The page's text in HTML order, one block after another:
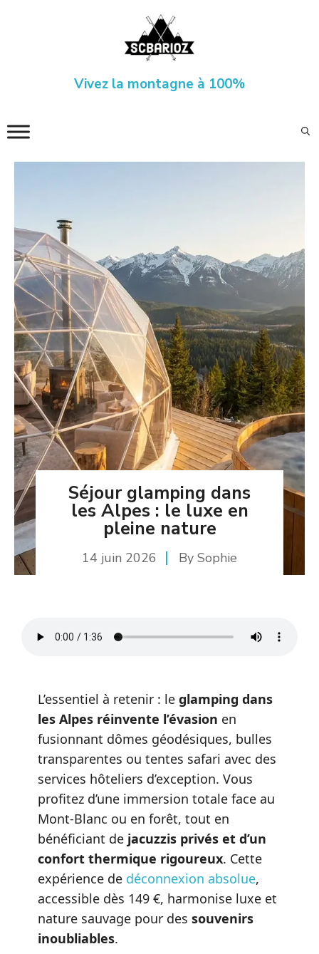
Vivez la montagne à 100%
Séjour glamping dans
les Alpes : le luxe en
pleine nature
14 juin 2026 By Sophie
L’essentiel à retenir : le glamping dans
les Alpes réinvente l’évasion en
fusionnant dômes géodésiques, bulles
transparentes ou tentes safari avec des
services hôteliers d’exception. Vous
profitez d’une immersion totale face au
Mont-Blanc ou en forêt, tout en
bénéficiant de jacuzzis privés et d’un
confort thermique rigoureux. Cette
expérience de déconnexion absolue,
accessible dès 149 €, harmonise luxe et
nature sauvage pour des souvenirs
inoubliables.